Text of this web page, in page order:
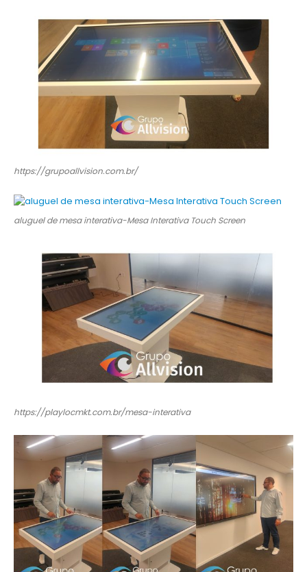
https://grupoallvision.com.br/
aluguel de mesa interativa-Mesa Interativa Touch Screen
https://playlocmkt.com.br/mesa-interativa